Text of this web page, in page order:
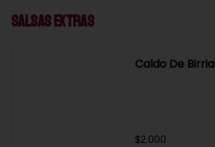
Salsas Extras
Caldo De Birria
$2.000